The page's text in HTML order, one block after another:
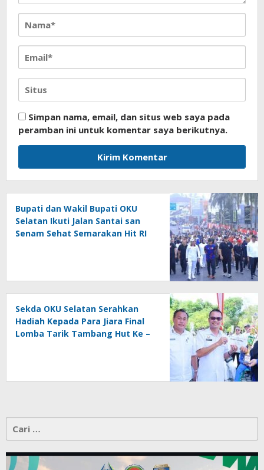
Simpan nama, email, dan situs web saya pada
peramban ini untuk komentar saya berikutnya.
Bupati dan Wakil Bupati OKU
Selatan Ikuti Jalan Santai san
Senam Sehat Semarakan Hit RI
Sekda OKU Selatan Serahkan
Hadiah Kepada Para Jiara Final
Lomba Tarik Tambang Hut Ke –
untuk: